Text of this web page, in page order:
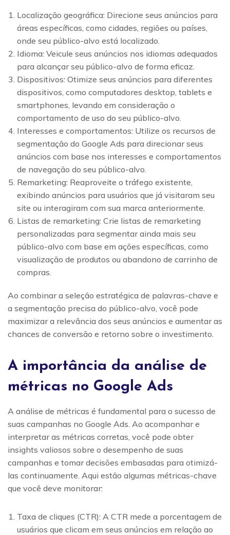
Localização geográfica: Direcione seus anúncios para
áreas específicas, como cidades, regiões ou países,
onde seu público-alvo está localizado.
Idioma: Veicule seus anúncios nos idiomas adequados
para alcançar seu público-alvo de forma eficaz.
Dispositivos: Otimize seus anúncios para diferentes
dispositivos, como computadores desktop, tablets e
smartphones, levando em consideração o
comportamento de uso do seu público-alvo.
Interesses e comportamentos: Utilize os recursos de
segmentação do Google Ads para direcionar seus
anúncios com base nos interesses e comportamentos
de navegação do seu público-alvo.
Remarketing: Reaproveite o tráfego existente,
exibindo anúncios para usuários que já visitaram seu
site ou interagiram com sua marca anteriormente.
Listas de remarketing: Crie listas de remarketing
personalizadas para segmentar ainda mais seu
público-alvo com base em ações específicas, como
visualização de produtos ou abandono de carrinho de
compras.
Ao combinar a seleção estratégica de palavras-chave e
a segmentação precisa do público-alvo, você pode
maximizar a relevância dos seus anúncios e aumentar as
chances de conversão e retorno sobre o investimento.
A importância da análise de
métricas no Google Ads
A análise de métricas é fundamental para o sucesso de
suas campanhas no Google Ads. Ao acompanhar e
interpretar as métricas corretas, você pode obter
insights valiosos sobre o desempenho de suas
campanhas e tomar decisões embasadas para otimizá-
las continuamente. Aqui estão algumas métricas-chave
que você deve monitorar:
Taxa de cliques (CTR): A CTR mede a porcentagem de
usuários que clicam em seus anúncios em relação ao